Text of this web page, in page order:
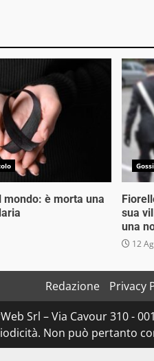
mondo: è morta una
sua
una
12
Redazione Privacy
Srl – Via Cavour 310 -
Non può pertanto